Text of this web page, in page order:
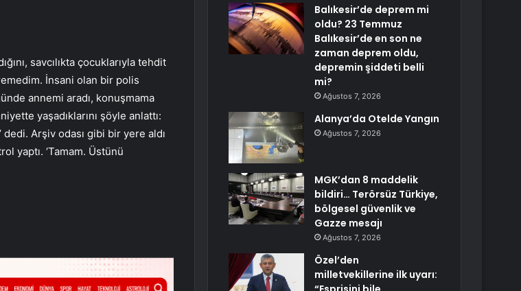
savcılıkta çocuklarıyla tehdit
İnsani olan bir polis
annemi aradı, konuşmama
yaşadıklarını şöyle anlattı:
dedi. Arşiv odası gibi bir yere aldı
yaptı. ‘Tamam. Üstünü
Balıkesir’de deprem mi
oldu? 23 Temmuz
Balıkesir’de en son ne
zaman deprem oldu,
depremin şiddeti belli
mi?
Ağustos 7, 2026
Alanya’da Otelde Yangın
Ağustos 7, 2026
MGK’dan 8 maddelik
bildiri… Terörsüz Türkiye,
bölgesel güvenlik ve
Gazze mesajı
Ağustos 7, 2026
Özel’den
milletvekillerine ilk uyarı: